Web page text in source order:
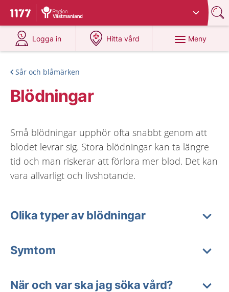
Till startsidan för 1177
Du har valt region
Logga in
på 1177.se
Hitta vård
på 1177.se
Meny
Sår och blåmärken
Blödningar
Små blödningar upphör ofta snabbt genom att
blodet levrar sig. Stora blödningar kan ta längre
tid och man riskerar att förlora mer blod. Det kan
vara allvarligt och livshotande.
Olika typer av blödningar
Symtom
När och var ska jag söka vård?